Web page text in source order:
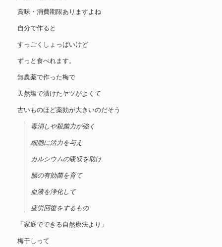
賞味・消費期限ありますよね
自分で作ると
すっごくしょっぱいけど
ずっと食べれます。
無農薬で作った梅で
天然塩で漬けたヤツがよくて
古いものほど薬効が大きいのだそう
毒消しや殺菌力が強く
細胞に活力を与え
カルシウムの吸収を助け
腸の有効菌を育て
血液を浄化して
疲労回復をするもの
「家庭でできる自然療法より」
梅干しって